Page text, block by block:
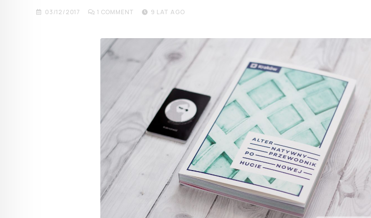
03/12/2017 1 COMMENT 9 LAT AGO